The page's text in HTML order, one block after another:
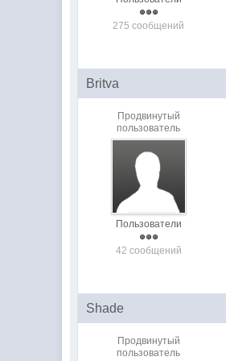
275 сообщений
Britva
Продвинутый
пользователь
Пользователи
42 сообщений
Shade
Продвинутый
пользователь